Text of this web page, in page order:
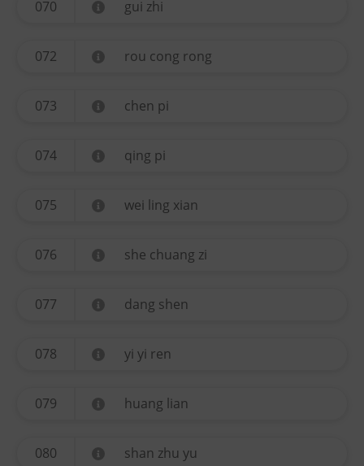
070 gui zhi
072 rou cong rong
073 chen pi
074 qing pi
075 wei ling xian
076 she chuang zi
077 dang shen
078 yi yi ren
079 huang lian
080 shan zhu yu